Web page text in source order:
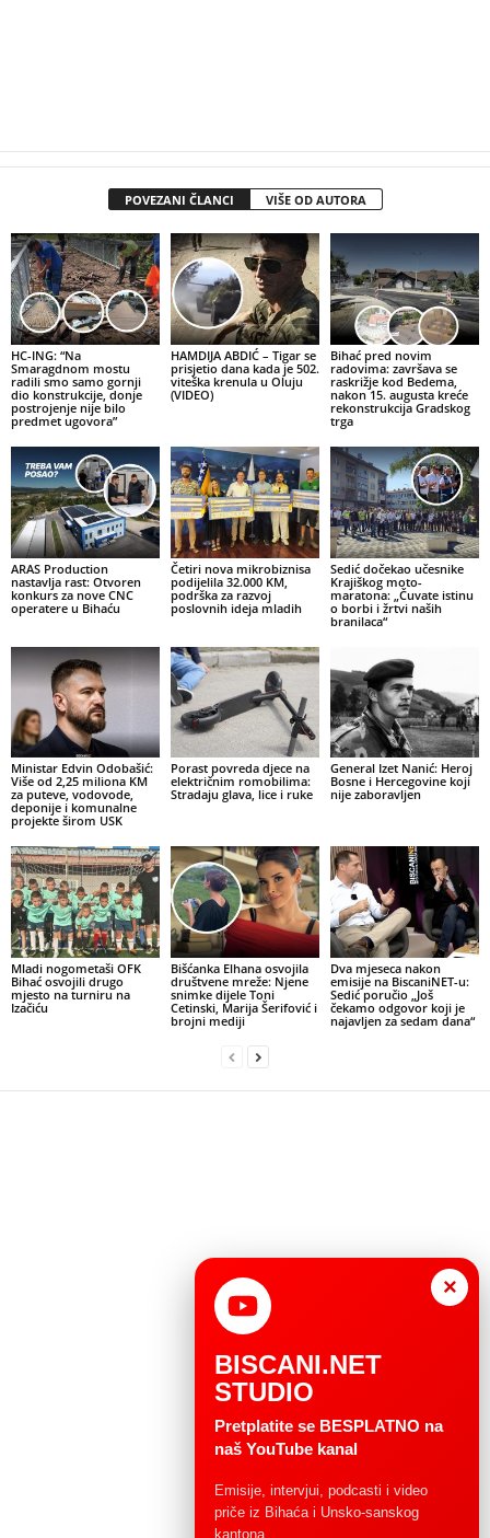
POVEZANI ČLANCI VIŠE OD AUTORA
HC-ING: “Na
Smaragdnom mostu
radili smo samo gornji
dio konstrukcije, donje
postrojenje nije bilo
predmet ugovora”
HAMDIJA ABDIĆ – Tigar se
prisjetio dana kada je 502.
viteška krenula u Oluju
(VIDEO)
Bihać pred novim
radovima: završava se
raskrižje kod Bedema,
nakon 15. augusta kreće
rekonstrukcija Gradskog
trga
ARAS Production
nastavlja rast: Otvoren
konkurs za nove CNC
operatere u Bihaću
Četiri nova mikrobiznisa
podijelila 32.000 KM,
podrška za razvoj
poslovnih ideja mladih
Sedić dočekao učesnike
Krajiškog moto-
maratona: „Čuvate istinu
o borbi i žrtvi naših
branilaca“
Ministar Edvin Odobašić:
Više od 2,25 miliona KM
za puteve, vodovode,
deponije i komunalne
projekte širom USK
Porast povreda djece na
električnim romobilima:
Stradaju glava, lice i ruke
General Izet Nanić: Heroj
Bosne i Hercegovine koji
nije zaboravljen
Mladi nogometaši OFK
Bihać osvojili drugo
mjesto na turniru na
Izačiću
Bišćanka Elhana osvojila
društvene mreže: Njene
snimke dijele Toni
Cetinski, Marija Šerifović i
brojni mediji
Dva mjeseca nakon
emisije na BiscaniNET-u:
Sedić poručio „Još
čekamo odgovor koji je
najavljen za sedam dana“
×
BISCANI.NET
STUDIO
Pretplatite se BESPLATNO na
naš YouTube kanal
Emisije, intervjui, podcasti i video
priče iz Bihaća i Unsko-sanskog
kantona.